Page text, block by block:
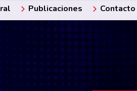
Publicaciones Contacto